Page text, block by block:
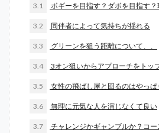
3.1 ボギーを目指す？ダボを目指す
3.2 同伴者によって気持ちが揺れる
3.3 グリーンを狙う距離について、、
3.4 3オン狙いからアプローチをトッ
3.5 女性の飛ばし屋と回るのはやっぱ
3.6 無理に元気な人を演じなくて良い
3.7
チャレンジかギャンブルか？コ